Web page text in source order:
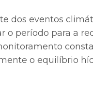
dos eventos
o período para a
o equilíbrio